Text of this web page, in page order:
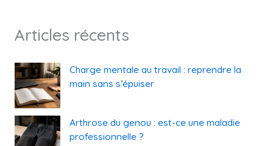
Articles récents
Charge mentale au travail : reprendre la
main sans s’épuiser
Arthrose du genou : est-ce une maladie
professionnelle ?